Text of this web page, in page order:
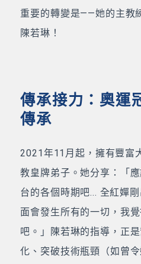
重要的轉變是——她的主教
陳若琳！
傳承接力：奧運
傳承
2021年11月起，擁有豐富
教皇牌弟子。她分享：「
台的各個時期吧... 全紅嬋
面會發生所有的一切，我
吧。」陳若琳的指導，正
化、突破技術瓶頸（如曾